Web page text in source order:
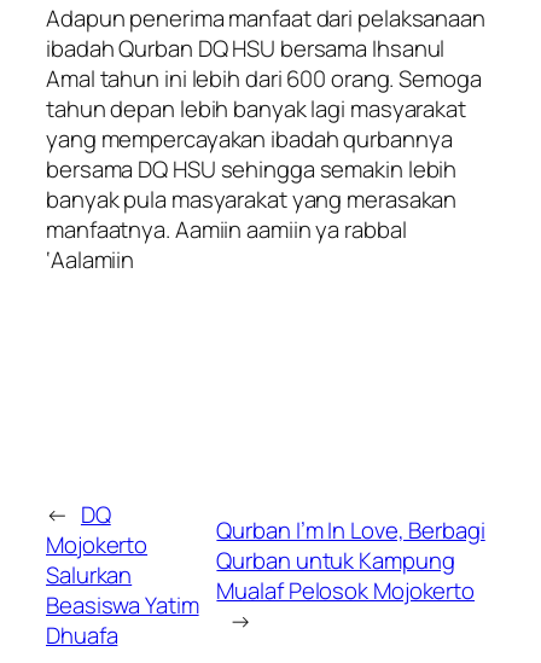
Adapun penerima manfaat dari pelaksanaan
ibadah Qurban DQ HSU bersama Ihsanul
Amal tahun ini lebih dari 600 orang. Semoga
tahun depan lebih banyak lagi masyarakat
yang mempercayakan ibadah qurbannya
bersama DQ HSU sehingga semakin lebih
banyak pula masyarakat yang merasakan
manfaatnya. Aamiin aamiin ya rabbal
‘Aalamiin
← DQ
Mojokerto
Salurkan
Beasiswa Yatim
Dhuafa
Qurban I’m In Love, Berbagi
Qurban untuk Kampung
Mualaf Pelosok Mojokerto
→